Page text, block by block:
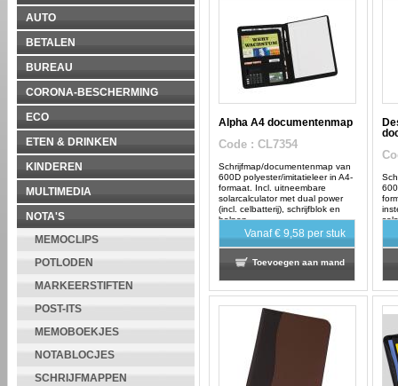
AUTO
BETALEN
BUREAU
CORONA-BESCHERMING
ECO
ETEN & DRINKEN
KINDEREN
MULTIMEDIA
NOTA'S
MEMOCLIPS
POTLODEN
MARKEERSTIFTEN
POST-ITS
MEMOBOEKJES
NOTABLOCJES
SCHRIJFMAPPEN
Alpha A4 documentenmap
Code : CL7354
Schrijfmap/documentenmap van
600D polyester/imitatieleer in A4-
formaat. Incl. uitneembare
solarcalculator met dual power
(incl. celbatterij), schrijfblok en
balpen.
Vanaf€ 9,58 per stuk
Toevoegen aan mand